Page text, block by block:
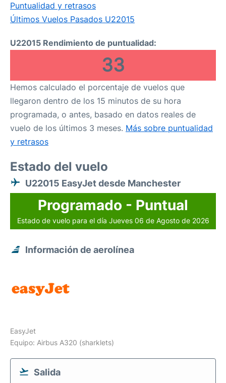
Puntualidad y retrasos
Últimos Vuelos Pasados U22015
U22015 Rendimiento de puntualidad:
33
Hemos calculado el porcentaje de vuelos que
llegaron dentro de los 15 minutos de su hora
programada, o antes, basado en datos reales de
vuelo de los últimos 3 meses. Más sobre puntualidad
y retrasos
Estado del vuelo
U22015 EasyJet desde Manchester
Programado - Puntual
Estado de vuelo para el día Jueves 06 de Agosto de 2026
Información de aerolínea
EasyJet
Equipo: Airbus A320 (sharklets)
Salida